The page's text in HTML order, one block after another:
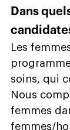
Dans
Les
soins, qui
Nous
femmes
femmes/